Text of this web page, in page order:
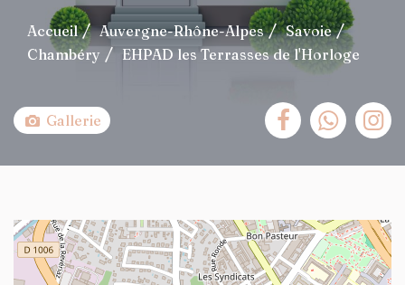
Accueil Auvergne-Rhône-Alpes
Savoie
Chambéry
EHPAD les Terrasses de l'Horloge
Gallerie
+
−